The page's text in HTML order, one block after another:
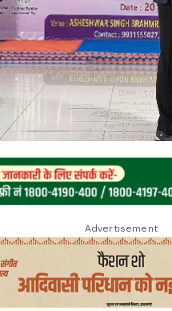
Advertisement